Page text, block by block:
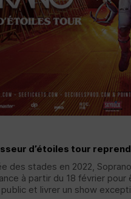
d’étoiles tour
des stades en 2022,
à partir du 18 février pour
et livrer un show